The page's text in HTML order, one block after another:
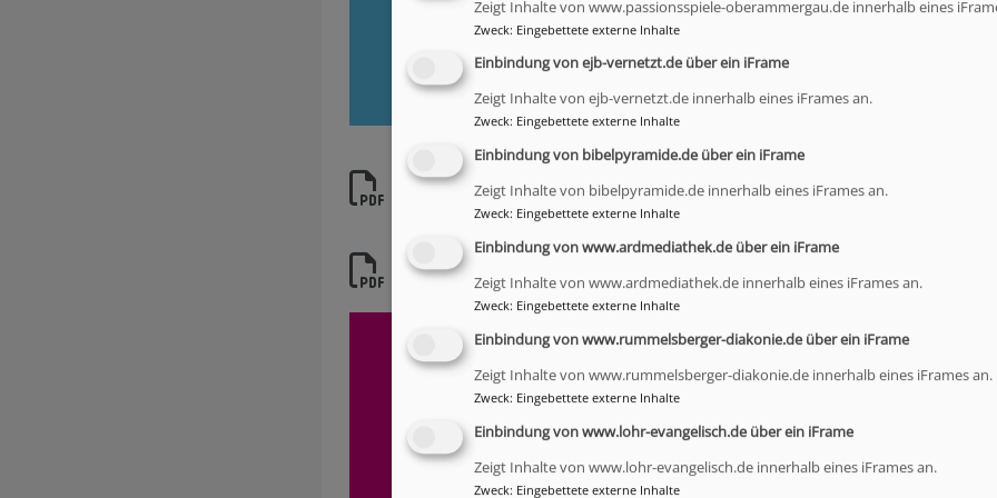
Die Struktur der EJ
gremienstruktur_ejb.pdf 29.05 KB
ordnung_der_evangelischen_jugend.pdf 346.25 KB
Die EJ in unserer Region
Zeigt Inhalte von www.passionsspiele-oberammergau.de innerhalb eines
Zweck: Eingebettete externe Inhalte
Einbindung von ejb-vernetzt.de über ein iFrame
Zeigt Inhalte von ejb-vernetzt.de innerhalb eines iFrames an.
Zweck: Eingebettete externe Inhalte
Einbindung von bibelpyramide.de über ein iFrame
Zeigt Inhalte von bibelpyramide.de innerhalb eines iFrames an.
Zweck: Eingebettete externe Inhalte
Einbindung von www.ardmediathek.de über ein iFrame
Zeigt Inhalte von www.ardmediathek.de innerhalb eines iFrames an.
Zweck: Eingebettete externe Inhalte
Einbindung von www.rummelsberger-diakonie.de über ein iFrame
Zeigt Inhalte von www.rummelsberger-diakonie.de innerhalb eines iFrames an.
Zweck: Eingebettete externe Inhalte
Einbindung von www.lohr-evangelisch.de über ein iFrame
Zeigt Inhalte von www.lohr-evangelisch.de innerhalb eines iFrames an.
Zweck: Eingebettete externe Inhalte